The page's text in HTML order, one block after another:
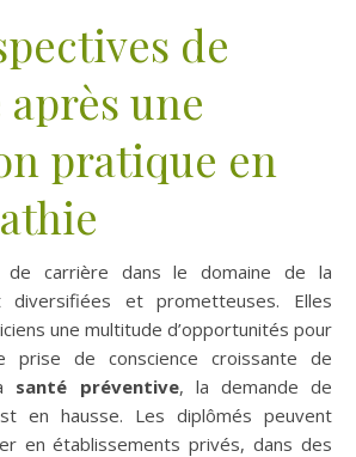
de
une
pratique en
de carrière dans le domaine de la
diversifiées et prometteuses. Elles
une multitude d’opportunités pour
prise de conscience croissante de
santé préventive, la demande de
en hausse. Les diplômés peuvent
en établissements privés, dans des